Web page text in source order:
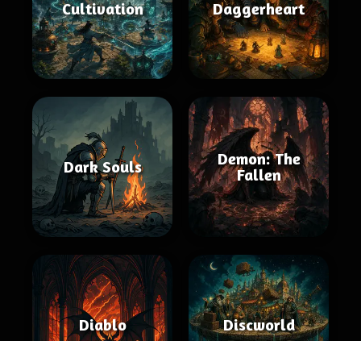
Cultivation Daggerheart
Dark Souls
Demon: The
Fallen
Diablo Discworld